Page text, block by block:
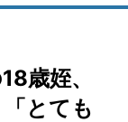
歳姪、
とても